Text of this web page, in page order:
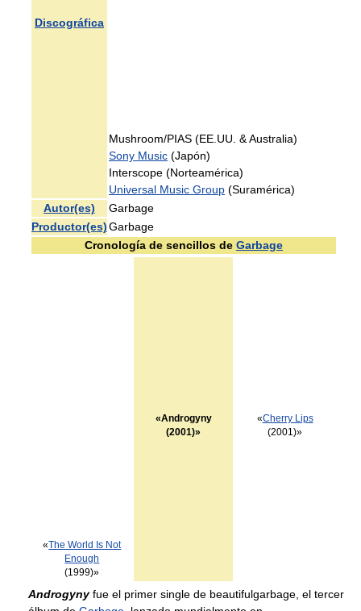
Discográfica
Mushroom/PIAS (EE.UU. & Australia)
Sony Music (Japón)
Interscope (Norteamérica)
Universal Music Group (Suramérica)
Autor(es)
Garbage
Productor(es)Garbage
Cronología de sencillos de Garbage
«The World Is Not
Enough
(1999)»
«Androgyny
(2001)»
«Cherry Lips
(2001)»
Androgynyfue el primer single de beautifulgarbage, el tercer